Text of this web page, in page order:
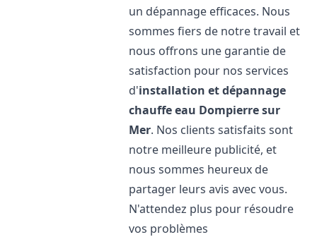
un dépannage efficaces. Nous
sommes fiers de notre travail et
nous offrons une garantie de
satisfaction pour nos services
d'installation et dépannage
chauffe eau Dompierre sur
Mer. Nos clients satisfaits sont
notre meilleure publicité, et
nous sommes heureux de
partager leurs avis avec vous.
N'attendez plus pour résoudre
vos problèmes